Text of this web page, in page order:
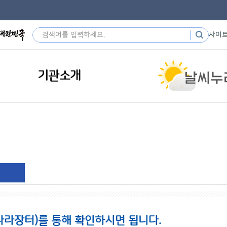
사이
기관소개
장터)를 통해 확인하시면 됩니다.